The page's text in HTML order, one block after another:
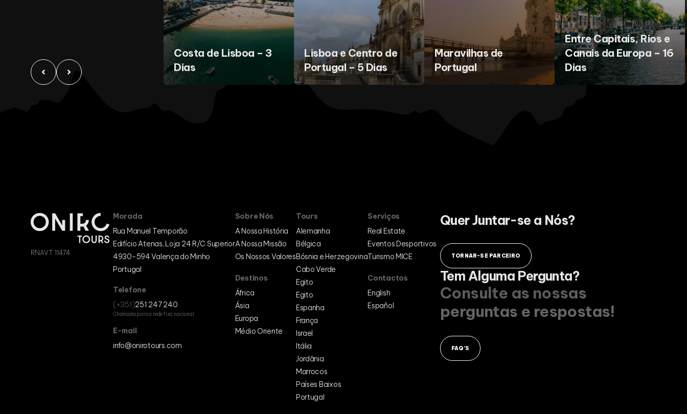
Costa de Lisboa – 3
Dias
Lisboa e Centro de
Portugal – 5 Dias
Maravilhas de
Portugal
Entre Capitais, Rios e
Canais da Europa – 16
Dias
RNAVT 11474
Morada
Rua Manuel Temporão
Edifício Atenas, Loja 24 R/C Superior
4930-594 Valença do Minho
Portugal
Telefone
(+351)251 247 240
Chamada para a rede fixa nacional
E-mail
info@onirotours.com
Sobre Nós
A Nossa História
A Nossa Missão
Os Nossos Valores
Destinos
África
Ásia
Europa
Médio Oriente
Tours
Alemanha
Bélgica
Bósnia e Herzegovina
Cabo Verde
Egito
Egito
Espanha
França
Israel
Itália
Jordânia
Marrocos
Países Baixos
Portugal
Serviços
Real Estate
Eventos Desportivos
Turismo MICE
Contactos
English
Español
Quer Juntar-se a Nós?
TORNAR-SE PARCEIRO
Tem Alguma Pergunta?
Consulte as nossas
perguntas e respostas!
FAQ'S